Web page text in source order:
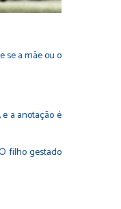
se a mãe ou o
a anotação é
filho gestado